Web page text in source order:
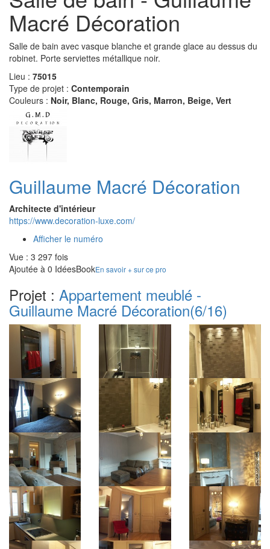
Macré Décoration
Salle de bain avec vasque blanche et grande glace au dessus du
robinet. Porte serviettes métallique noir.
Lieu : 75015
Type de projet : Contemporain
Couleurs : Noir, Blanc, Rouge, Gris, Marron, Beige, Vert
Guillaume Macré Décoration
Architecte d'intérieur
https://www.decoration-luxe.com/
Afficher le numéro
Vue : 3 297 fois
Ajoutée à 0 IdéesBookEn savoir + sur ce pro
Projet : Appartement meublé -
Guillaume Macré Décoration(6/16)